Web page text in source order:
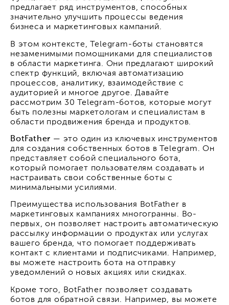
предлагает ряд инструментов, способных
значительно улучшить процессы ведения
бизнеса и маркетинговых кампаний.
В этом контексте, Telegram-боты становятся
незаменимыми помощниками для специалистов
в области маркетинга. Они предлагают широкий
спектр функций, включая автоматизацию
процессов, аналитику, взаимодействие с
аудиторией и многое другое. Давайте
рассмотрим 30 Telegram-ботов, которые могут
быть полезны маркетологам и специалистам в
области продвижения бренда и продуктов.
BotFather — это один из ключевых инструментов
для создания собственных ботов в Telegram. Он
представляет собой специального бота,
который помогает пользователям создавать и
настраивать свои собственные боты с
минимальными усилиями.
Преимущества использования BotFather в
маркетинговых кампаниях многогранны. Во-
первых, он позволяет настроить автоматическую
рассылку информации о продуктах или услугах
вашего бренда, что помогает поддерживать
контакт с клиентами и подписчиками. Например,
вы можете настроить бота на отправку
уведомлений о новых акциях или скидках.
Кроме того, BotFather позволяет создавать
ботов для обратной связи. Например, вы можете